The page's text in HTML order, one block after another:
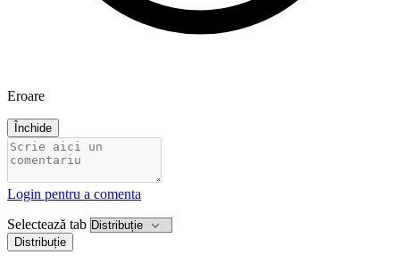
Eroare
Închide
Login pentru a comenta
Selectează tab
Distribuție